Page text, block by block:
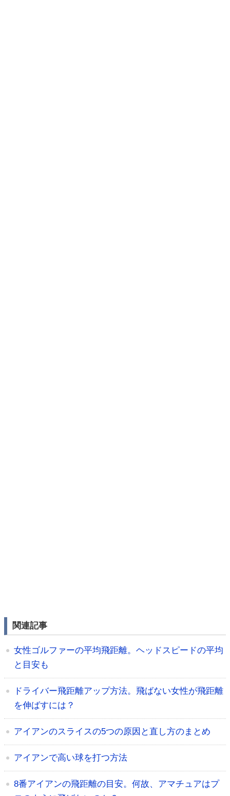
関連記事
女性ゴルファーの平均飛距離。ヘッドスピードの平均
と目安も
ドライバー飛距離アップ方法。飛ばない女性が飛距離
を伸ばすには？
アイアンのスライスの5つの原因と直し方のまとめ
アイアンで高い球を打つ方法
8番アイアンの飛距離の目安。何故、アマチュアはプ